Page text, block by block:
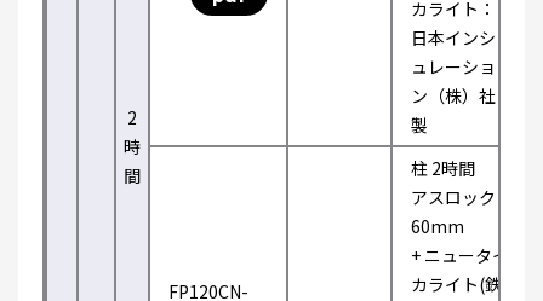
2
時
間
カライト：
日本インシ
ュレーショ
ン（株）社
製
FP120CN-
柱 2時間
アスロック
60mm
+ ニュータイ
カライト(鉄